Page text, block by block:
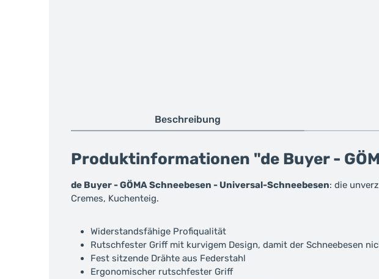
Beschreibung
Produktinformationen "de Buyer -
de Buyer - GÖMA Schneebesen - Universal-Schneebesen: die
Cremes, Kuchenteig.
Widerstandsfähige Profiqualität
Rutschfester Griff mit kurvigem Design, damit der Schneebesen
Fest sitzende Drähte aus Federstahl
Ergonomischer rutschfester Griff